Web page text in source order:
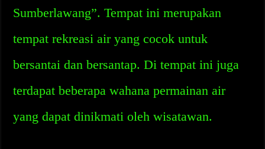
Sumberlawang”. Tempat ini merupakan
tempat rekreasi air yang cocok untuk
bersantai dan bersantap. Di tempat ini juga
terdapat beberapa wahana permainan air
yang dapat dinikmati oleh wisatawan.